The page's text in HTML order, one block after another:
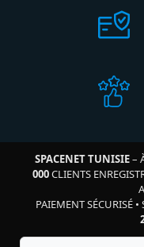
SPACENET TUNISIE–
000CLIENTS
PAIEMENT SÉCURISÉ •